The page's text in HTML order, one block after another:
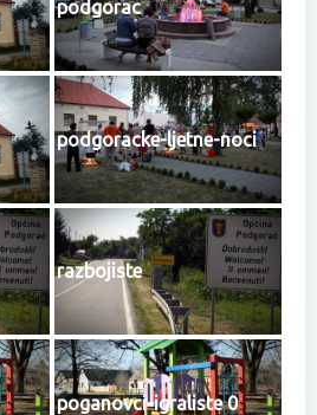
podgorac
podgoracke-ljetne-noci
razbojiste
poganovci-igraliste 0